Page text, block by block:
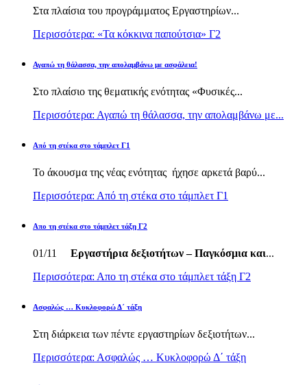
Στα πλαίσια του προγράμματος Εργαστηρίων...
Περισσότερα: «Τα κόκκινα παπούτσια» Γ2
Αγαπώ τη θάλασσα, την απολαμβάνω με ασφάλεια!
Στο πλαίσιο της θεματικής ενότητας «Φυσικές...
Περισσότερα: Αγαπώ τη θάλασσα, την απολαμβάνω με...
Από τη στέκα στο τάμπλετ Γ1
Το άκουσμα της νέας ενότητας ήχησε αρκετά βαρύ...
Περισσότερα: Από τη στέκα στο τάμπλετ Γ1
Απο τη στέκα στο τάμπλετ τάξη Γ2
01/11 Εργαστήρια δεξιοτήτων – Παγκόσμια και...
Περισσότερα: Απο τη στέκα στο τάμπλετ τάξη Γ2
Ασφαλώς … Κυκλοφορώ Δ΄ τάξη
Στη διάρκεια των πέντε εργαστηρίων δεξιοτήτων...
Περισσότερα: Ασφαλώς … Κυκλοφορώ Δ΄ τάξη